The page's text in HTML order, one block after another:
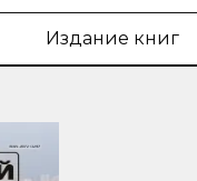
Издание книг